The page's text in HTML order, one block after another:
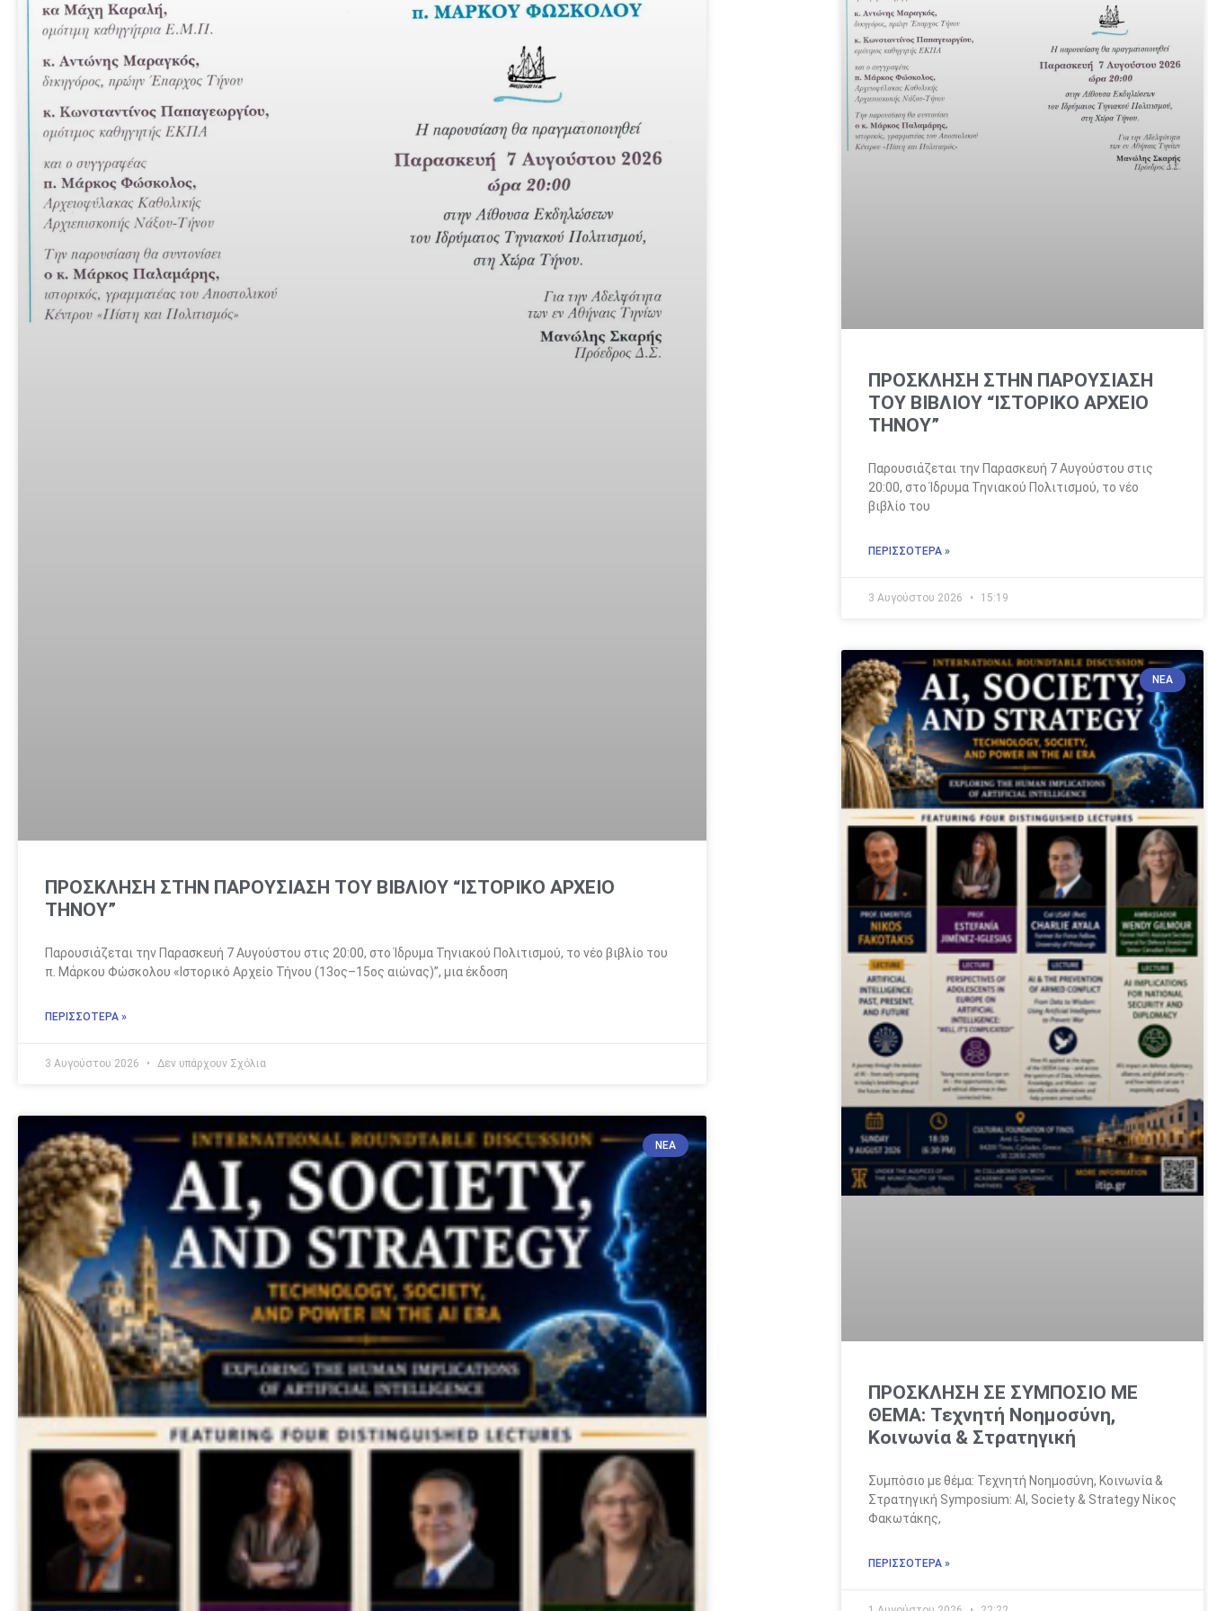
ΠΡΟΣΚΛΗΣΗ ΣΤΗΝ ΠΑΡΟΥΣΙΑΣΗ ΤΟΥ ΒΙΒΛΙΟΥ “ΙΣΤΟΡΙΚΟ ΑΡΧΕΙΟ
ΤΗΝΟΥ”
Παρουσιάζεται την Παρασκευή 7 Αυγούστου στις 20:00, στο Ίδρυμα Τηνιακού Πολιτισμού, το νέο βιβλίο του
π. Μάρκου Φώσκολου «Ιστορικό Αρχείο Τήνου (13ος–15ος αιώνας)”, μια έκδοση
ΠΕΡΙΣΣΟΤΕΡΑ »
3 Αυγούστου 2026 Δεν υπάρχουν Σχόλια
ΝΈΑ
ΠΡΟΣΚΛΗΣΗ ΣΤΗΝ ΠΑΡΟΥΣΙΑΣΗ
ΤΟΥ ΒΙΒΛΙΟΥ “ΙΣΤΟΡΙΚΟ ΑΡΧΕΙΟ
ΤΗΝΟΥ”
Παρουσιάζεται την Παρασκευή 7 Αυγούστου στις
20:00, στο Ίδρυμα Τηνιακού Πολιτισμού, το νέο
βιβλίο του
ΠΕΡΙΣΣΌΤΕΡΑ »
3 Αυγούστου 2026 15:19
ΝΈΑ
ΠΡΟΣΚΛΗΣΗ ΣΕ ΣΥΜΠΟΣΙΟ ΜΕ
ΘΕΜΑ: Τεχνητή Νοημοσύνη,
Κοινωνία & Στρατηγική
Συμπόσιο με θέμα: Τεχνητή Νοημοσύνη, Κοινωνία &
Στρατηγική Symposium: AI, Society & Strategy Νίκος
Φακωτάκης,
ΠΕΡΙΣΣΌΤΕΡΑ »